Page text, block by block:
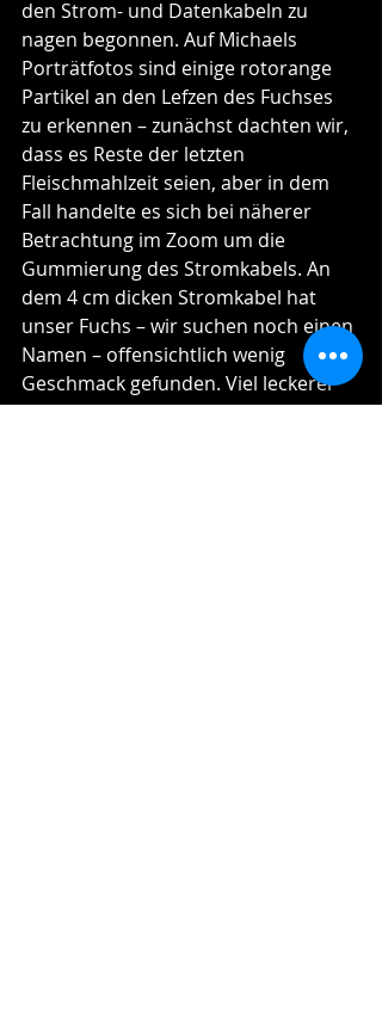
den Strom- und Datenkabeln zu
nagen begonnen. Auf Michaels
Porträtfotos sind einige rotorange
Partikel an den Lefzen des Fuchses
zu erkennen – zunächst dachten wir,
dass es Reste der letzten
Fleischmahlzeit seien, aber in dem
Fall handelte es sich bei näherer
Betrachtung im Zoom um die
Gummierung des Stromkabels. An
dem 4 cm dicken Stromkabel hat
unser Fuchs – wir suchen noch einen
Namen – offensichtlich wenig
Geschmack gefunden. Viel leckerer
waren für ihn dagegen die wenigen